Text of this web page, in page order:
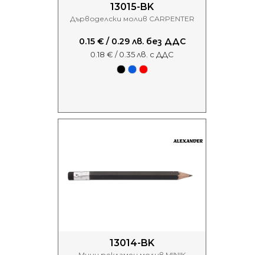
13015-BK
Дърводелски молив CARPENTER
0.15 € / 0.29 лв. без ДДС
0.18 € / 0.35 лв. с ДДС
13014-BK